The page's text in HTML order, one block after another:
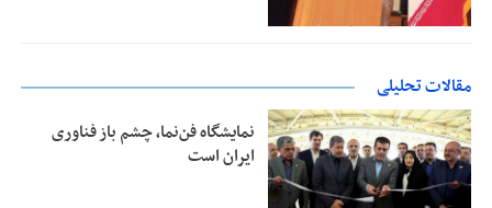
مقالات تحلیلی
نمایشگاه فن‌نما، چشم باز فناوری
ایران است